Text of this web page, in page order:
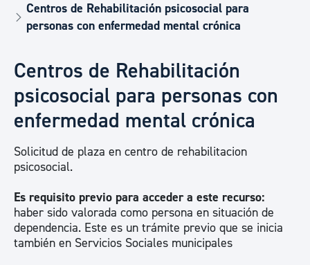
Centros de Rehabilitación psicosocial para
personas con enfermedad mental crónica
Centros de Rehabilitación
psicosocial para personas con
enfermedad mental crónica
Solicitud de plaza en centro de rehabilitacion
psicosocial.
Es requisito previo para acceder a este recurso:
haber sido valorada como persona en situación de
dependencia. Este es un trámite previo que se inicia
también en Servicios Sociales municipales